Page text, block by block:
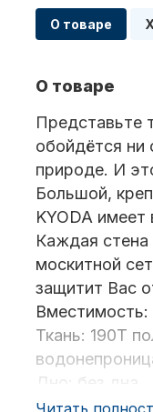
Автохолодильник
О товаре
О товаре
Представьте
обойдётся ни
природе. И
Большой,
KYODA
Каждая стена
москитной
защитит Вас
Вместимость:
Ткань: 190Т
Дно: без дна
Дуги: 11 мм,
Читать